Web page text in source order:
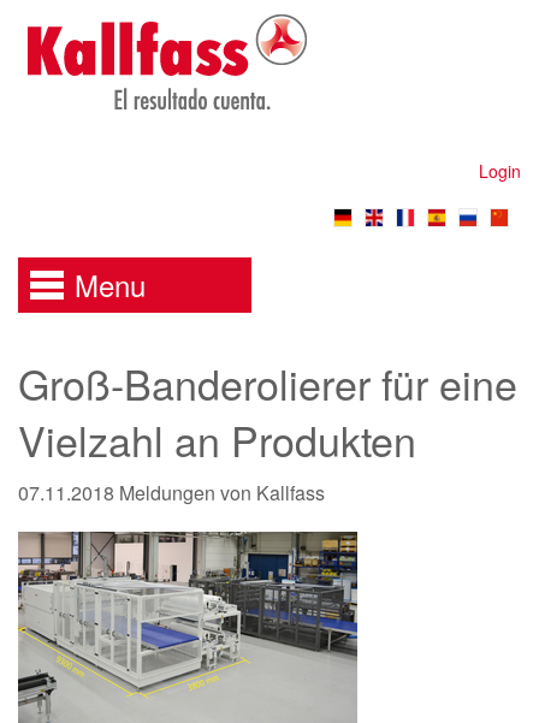
Login
Menu
Groß-Banderolierer für eine
Vielzahl an Produkten
07.11.2018 Meldungen von Kallfass